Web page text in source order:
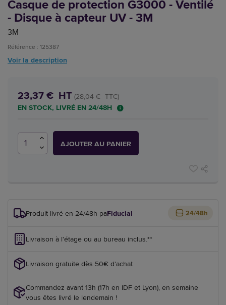
Casque de protection G3000 - Ventilé
- Disque à capteur UV - 3M
3M
Référence : 125387
Voir la description
23,37 € HT (28,04 € TTC)
EN STOCK, LIVRÉ EN 24/48H
AJOUTER AU PANIER
Produit livré en 24/48h parFiducial 24/48h
Livraison à l'étage ou au bureau inclus.**
Livraison gratuite dès 50€ d'achat
Commandez avant 13h (17h en IDF et Lyon), en semaine
vous êtes livré le lendemain !